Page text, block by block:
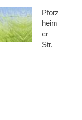
Pforz
heim
er
Str.